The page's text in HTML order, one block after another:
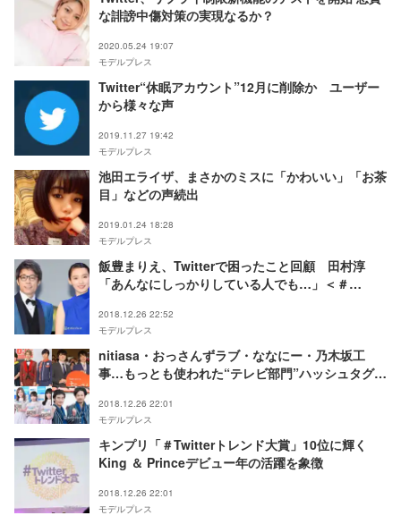
な誹謗中傷対策の実現なるか？
2020.05.24 19:07
モデルプレス
Twitter“休眠アカウント”12月に削除か ユーザー
から様々な声
2019.11.27 19:42
モデルプレス
池田エライザ、まさかのミスに「かわいい」「お茶
目」などの声続出
2019.01.24 18:28
モデルプレス
飯豊まりえ、Twitterで困ったこと回顧 田村淳
「あんなにしっかりしている人でも…」＜＃
2018.12.26 22:52
モデルプレス
nitiasa・おっさんずラブ・ななにー・乃木坂工
事…もっとも使われた“テレビ部門”ハッシュタグ
2018.12.26 22:01
モデルプレス
キンプリ「＃Twitterトレンド大賞」10位に輝く
King ＆ Princeデビュー年の活躍を象徴
2018.12.26 22:01
モデルプレス